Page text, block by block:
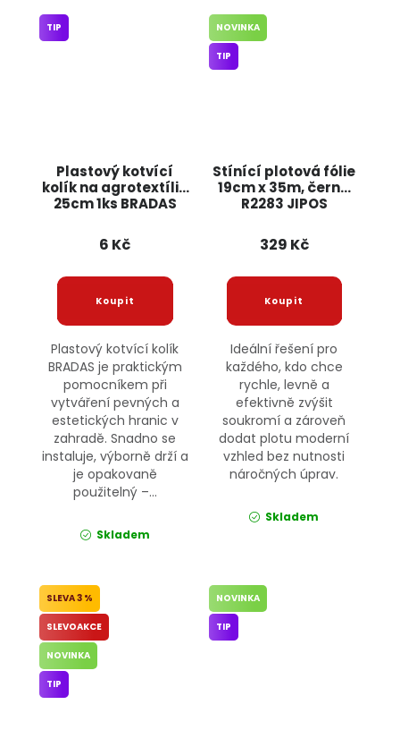
Plastový kotvící
kolík na agrotextílie
25cm 1ks BRADAS
TIP
6 Kč
Plastový kotvící kolík
BRADAS je praktickým
pomocníkem při
vytváření pevných a
estetických hranic v
zahradě. Snadno se
instaluje, výborně drží a
je opakovaně
použitelný –...
Skladem
Stínící plotová fólie
19cm x 35m, černá
R2283 JIPOS
NOVINKA
TIP
329 Kč
Ideální řešení pro
každého, kdo chce
rychle, levně a
efektivně zvýšit
soukromí a zároveň
dodat plotu moderní
vzhled bez nutnosti
náročných úprav.
Skladem
3 %
SLEVOAKCE
NOVINKA
TIP
NOVINKA
TIP